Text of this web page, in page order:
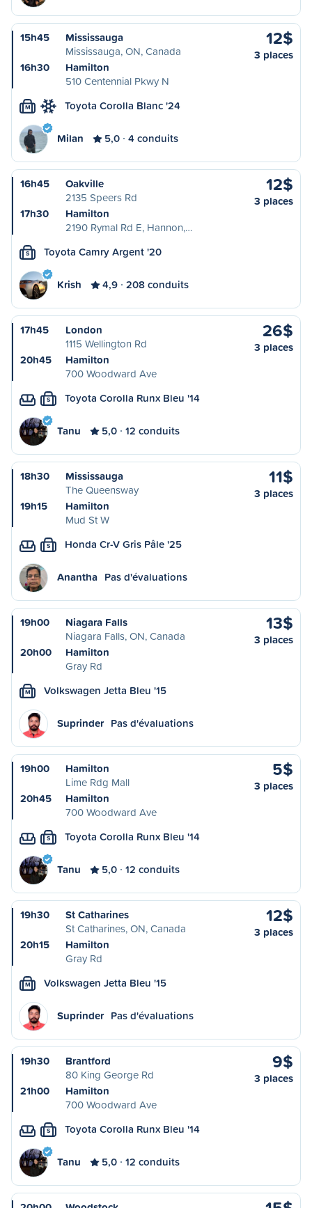
15h45
Mississauga
Mississauga, ON, Canada
16h30
Hamilton
510 Centennial Pkwy N
12$
3 places
M Toyota Corolla Blanc '24
Milan 5,0 4 conduits
16h45
Oakville
2135 Speers Rd
17h30
Hamilton
2190 Rymal Rd E, Hannon,…
12$
3 places
S Toyota Camry Argent '20
Krish 4,9 208 conduits
17h45
London
1115 Wellington Rd
20h45
Hamilton
700 Woodward Ave
26$
3 places
S Toyota Corolla Runx Bleu '14
Tanu 5,0 12 conduits
18h30
Mississauga
The Queensway
19h15
Hamilton
Mud St W
11$
3 places
S Honda Cr-V Gris Pâle '25
Anantha Pas d'évaluations
19h00
Niagara Falls
Niagara Falls, ON, Canada
20h00
Hamilton
Gray Rd
13$
3 places
M Volkswagen Jetta Bleu '15
Suprinder Pas d'évaluations
19h00
Hamilton
Lime Rdg Mall
20h45
Hamilton
700 Woodward Ave
5$
3 places
S Toyota Corolla Runx Bleu '14
Tanu 5,0 12 conduits
19h30
St Catharines
St Catharines, ON, Canada
20h15
Hamilton
Gray Rd
12$
3 places
M Volkswagen Jetta Bleu '15
Suprinder Pas d'évaluations
19h30
Brantford
80 King George Rd
21h00
Hamilton
700 Woodward Ave
9$
3 places
S Toyota Corolla Runx Bleu '14
Tanu 5,0 12 conduits